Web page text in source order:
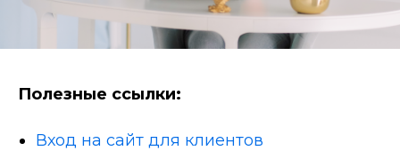
Полезные ссылки:
Вход на сайт для клиентов